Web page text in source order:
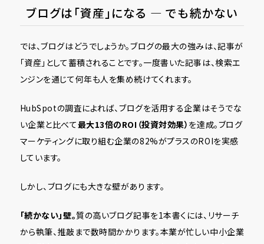
ブログは「資産」になる ― でも続かない
では、ブログはどうでしょうか。ブログの最大の強みは、記事が
「資産」として蓄積されることです。一度書いた記事は、検索エ
ンジンを通じて何年も人を集め続けてくれます。
HubSpotの調査によれば、ブログを活用する企業はそうでな
い企業と比べて最大13倍のROI（投資対効果） を達成。ブログ
マーケティングに取り組む企業の82%がプラスのROIを実感
しています。
しかし、ブログにも大きな壁があります。
「続かない」壁。質の高いブログ記事を1本書くには、リサーチ
から執筆、推敲まで数時間かかります。本業が忙しい中小企業